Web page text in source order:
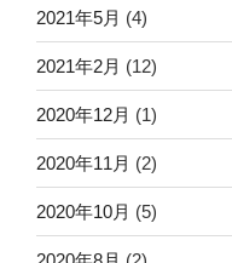
2021年5月 (4)
2021年2月 (12)
2020年12月 (1)
2020年11月 (2)
2020年10月 (5)